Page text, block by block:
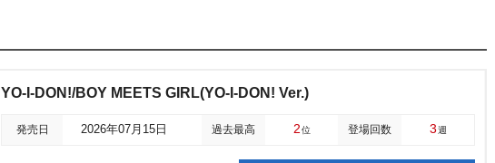
YO-I-DON!/BOY MEETS GIRL(YO-I-DON! Ver.)
発売日 2026年07月15日 過去最高 2位 登場回数 3週